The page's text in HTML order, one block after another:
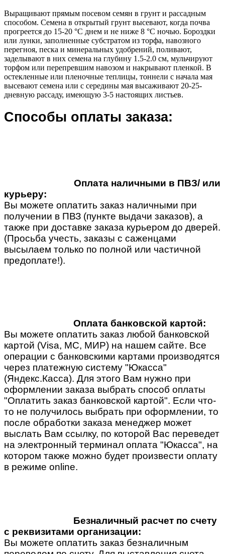
Выращивают прямым посевом семян в грунт и рассадным
способом. Семена в открытый грунт высевают, когда почва
прогреется до 15-20 °C днем и не ниже 8 °C ночью. Бороздки
или лунки, заполненные субстратом из торфа, навозного
перегноя, песка и минеральных удобрений, поливают,
заделывают в них семена на глубину 1.5-2.0 см, мульчируют
торфом или перепревшим навозом и накрывают пленкой. В
остекленные или пленочные теплицы, тоннели с начала мая
высевают семена или с середины мая высаживают 20-25-
дневную рассаду, имеющую 3-5 настоящих листьев.
Способы оплаты заказа:
Оплата наличными в ПВЗ/ или
курьеру:
Вы можете оплатить заказ наличными при
получении в ПВЗ (пункте выдачи заказов), а
также при доставке заказа курьером до дверей.
(Просьба учесть, заказы с саженцами
высылаем только по полной или частичной
предоплате!).
Оплата банковской картой:
Вы можете оплатить заказ любой банковской
картой (Visa, MC, МИР) на нашем сайте. Все
операции с банковскими картами производятся
через платежную систему "Юкасса"
(Яндекс.Касса). Для этого Вам нужно при
оформлении заказа выбрать способ оплаты
"Оплатить заказ банковской картой". Если что-
то не получилось выбрать при оформлении, то
после обработки заказа менеджер может
выслать Вам ссылку, по которой Вас переведет
на электронный терминал оплата "Юкасса", на
котором также можно будет произвести оплату
в режиме online.
Безналичный расчет по счету
с реквизитами организации:
Вы можете оплатить заказ безналичным